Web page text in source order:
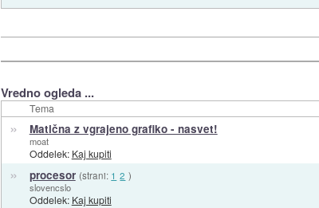
Vredno ogleda ...
Tema
» Matična z vgrajeno grafiko - nasvet!
moat
Oddelek: Kaj kupiti
» procesor (strani: 1 2 )
slovencslo
Oddelek: Kaj kupiti